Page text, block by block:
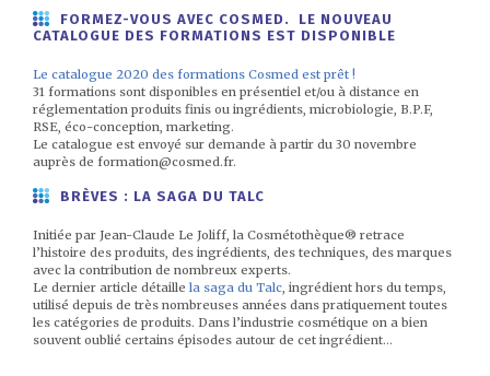
FORMEZ-VOUS AVEC COSMED. LE NOUVEAU
CATALOGUE DES FORMATIONS EST DISPONIBLE
Le catalogue 2020 des formations Cosmed est prêt !
31 formations sont disponibles en présentiel et/ou à distance en
réglementation produits finis ou ingrédients, microbiologie, B.P.F,
RSE, éco-conception, marketing.
Le catalogue est envoyé sur demande à partir du 30 novembre
auprès de formation@cosmed.fr.
BRÈVES : LA SAGA DU TALC
Initiée par Jean-Claude Le Joliff, la Cosmétothèque® retrace
l’histoire des produits, des ingrédients, des techniques, des marques
avec la contribution de nombreux experts.
Le dernier article détaille la saga du Talc, ingrédient hors du temps,
utilisé depuis de très nombreuses années dans pratiquement toutes
les catégories de produits. Dans l’industrie cosmétique on a bien
souvent oublié certains épisodes autour de cet ingrédient…